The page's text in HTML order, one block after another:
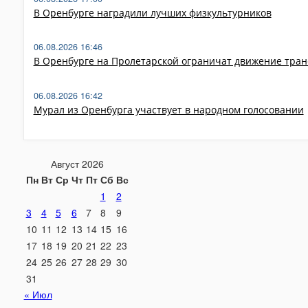
В Оренбурге наградили лучших физкультурников
В Оренбурге на Пролетарской ограничат движение
06.08.2026 16:46
Мурал из Оренбурга участвует в народном голосовании
06.08.2026 16:42
Август 2026
Пн Вт Ср Чт Пт Сб Вс
1
2
3
4 5 6 7 8
9
10 11 12 13 14 15 16
17 18 19 20 21 22 23
24 25 26 27 28 29 30
31
« Июл